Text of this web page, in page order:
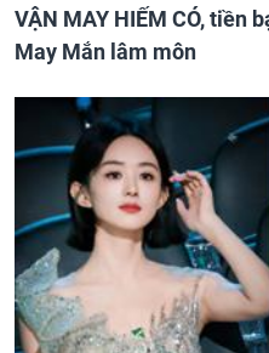
VẬN MAY HIẾM CÓ, tiền
May Mắn lâm môn